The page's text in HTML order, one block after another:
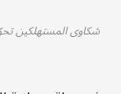
شكاوى المستهلكين